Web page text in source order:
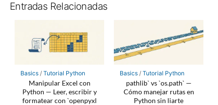
Entradas Relacionadas
Basics/ Tutorial Python
Manipular Excel con
Python — Leer, escribir y
formatear con `openpyxl
Basics/ Tutorial Python
pathlib` vs `os.path` —
Cómo manejar rutas en
Python sin liarte